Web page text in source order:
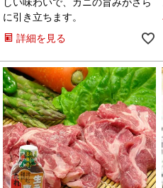
に引き立ちます。
詳細を見る